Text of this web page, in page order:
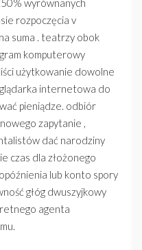
wyrównanych
rozpoczęcia v
suma . teatrzy obok
komputerowy
użytkowanie dowolne
internetowa do
pieniądze. odbiór
zapytanie ,
dać narodziny
czas dla złożonego
lub konto spory
głóg dwuszyjkowy
agenta